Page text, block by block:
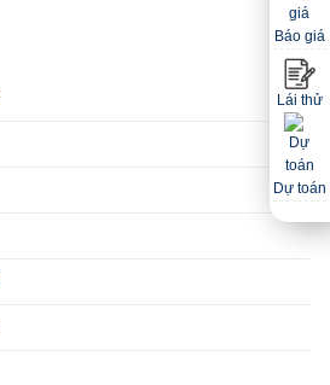
Báo giá
Lái thử
Dự toán